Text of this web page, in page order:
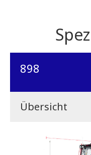
898
Übersicht